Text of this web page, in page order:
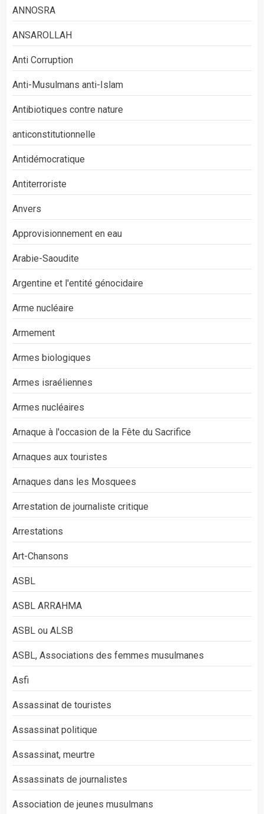
ANNOSRA
ANSAROLLAH
Anti Corruption
Anti-Musulmans anti-Islam
Antibiotiques contre nature
anticonstitutionnelle
Antidémocratique
Antiterroriste
Anvers
Approvisionnement en eau
Arabie-Saoudite
Argentine et l'entité génocidaire
Arme nucléaire
Armement
Armes biologiques
Armes israéliennes
Armes nucléaires
Arnaque à l'occasion de la Fête du Sacrifice
Arnaques aux touristes
Arnaques dans les Mosquees
Arrestation de journaliste critique
Arrestations
Art-Chansons
ASBL
ASBL ARRAHMA
ASBL ou ALSB
ASBL, Associations des femmes musulmanes
Asfi
Assassinat de touristes
Assassinat politique
Assassinat, meurtre
Assassinats de journalistes
Association de jeunes musulmans